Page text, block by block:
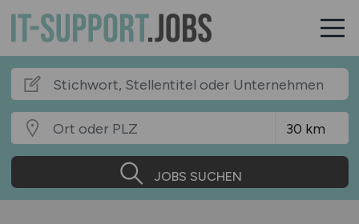
JOBS SUCHEN